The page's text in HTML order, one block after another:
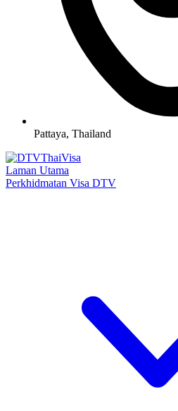
Pattaya, Thailand
Laman Utama
Perkhidmatan Visa DTV